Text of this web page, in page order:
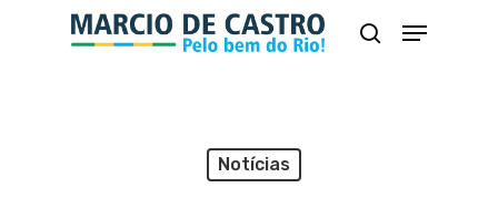
busca
Menu
Notícias